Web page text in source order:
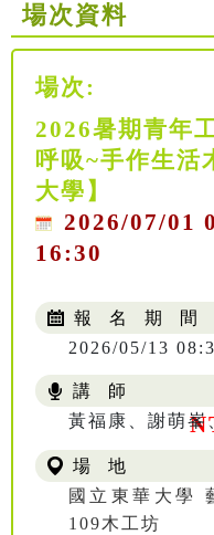
場次資料
場次:
2026暑期青年
呼吸~手作生活
大學】
2026/07/01
16:30
報 名 期 間
2026/05/13
講 師
黃福康、謝萌峯
場 地
國立東華大學
109木工坊